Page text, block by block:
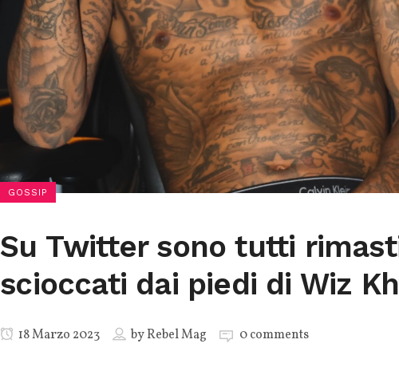
GOSSIP
Su Twitter sono tutti
scioccati dai piedi di Wiz
18 Marzo 2023 byRebel Mag 0 comments